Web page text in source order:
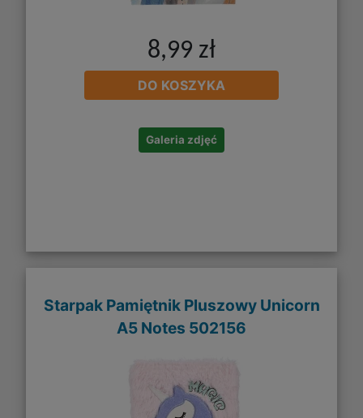
8,99 zł
DO KOSZYKA
Galeria zdjęć
Starpak Pamiętnik Pluszowy Unicorn
A5 Notes 502156